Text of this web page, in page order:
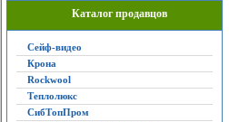
Каталог продавцов
Сейф-видео
Крона
Rockwool
Теплолюкс
СибТопПром